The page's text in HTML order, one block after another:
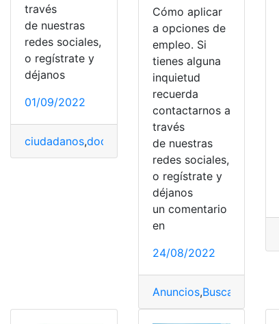
través
de nuestras
redes sociales,
o regístrate y
déjanos
01/09/2022
ciudadanos,documentación documentos
Cómo aplicar
a opciones de
empleo. Si
tienes alguna
inquietud
recuerda
contactarnos a
través
de nuestras
redes sociales,
o regístrate y
déjanos
un comentario
en
24/08/2022
Anuncios,Buscar